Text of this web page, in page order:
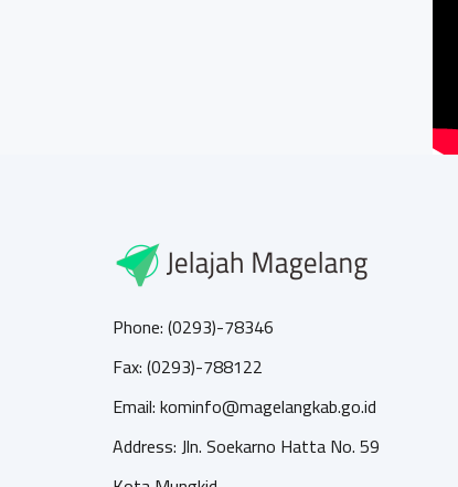
Phone: (0293)-78346
Fax: (0293)-788122
Email: kominfo@magelangkab.go.id
Address: Jln. Soekarno Hatta No. 59